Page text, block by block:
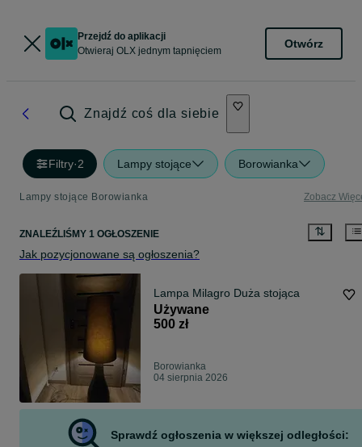
Przejdź do aplikacji
Otwieraj OLX jednym tapnięciem
Otwórz
Znajdź coś dla siebie
Filtry·2 Lampy stojące Borowianka
Lampy stojące Borowianka Zobacz
ZNALEŹLIŚMY 1 OGŁOSZENIE
Jak pozycjonowane są ogłoszenia?
Lampa Milagro Duża stojąca
Używane
500 zł
Borowianka
04 sierpnia 2026
Sprawdź ogłoszenia w większej odległości: